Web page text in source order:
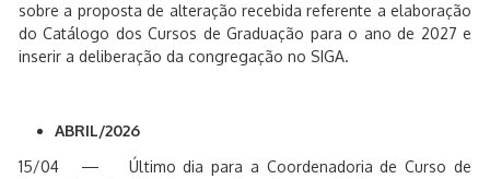
sobre a proposta de alteração recebida referente a elaboração
do Catálogo dos Cursos de Graduação para o ano de 2027 e
inserir a deliberação da congregação no SIGA.
ABRIL/2026
15/04 — Último dia para a Coordenadoria de Curso de